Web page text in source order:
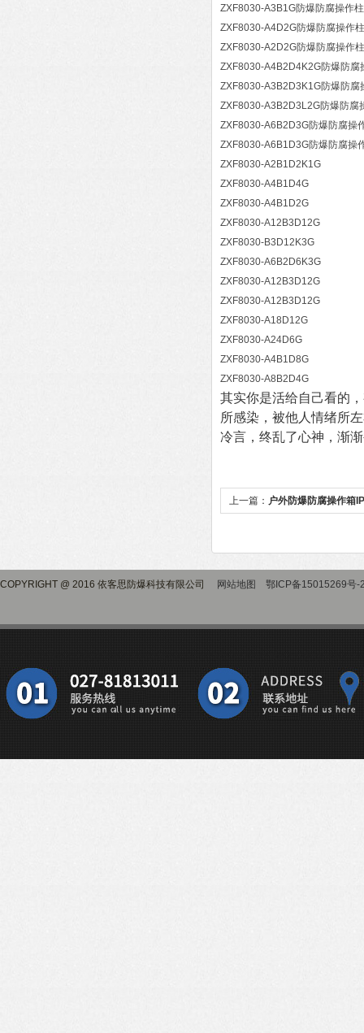
ZXF8030-A3B1G防爆防腐操作柱
ZXF8030-A4D2G防爆防腐操作柱
ZXF8030-A2D2G防爆防腐操作柱
ZXF8030-A4B2D4K2G防爆防腐
ZXF8030-A3B2D3K1G防爆防腐
ZXF8030-A3B2D3L2G防爆防腐
ZXF8030-A6B2D3G防爆防腐操
ZXF8030-A6B1D3G防爆防腐操
ZXF8030-A2B1D2K1G
ZXF8030-A4B1D4G
ZXF8030-A4B1D2G
ZXF8030-A12B3D12G
ZXF8030-B3D12K3G
ZXF8030-A6B2D6K3G
ZXF8030-A12B3D12G
ZXF8030-A12B3D12G
ZXF8030-A18D12G
ZXF8030-A24D6G
ZXF8030-A4B1D8G
ZXF8030-A8B2D4G
其实你是活给自己看的
所感染，被他人情绪所
冷言，终乱了心神，渐
上一篇： 户外防爆防腐操作箱
COPYRIGHT @ 2016 依客思防爆科技有限公司 网站地图 鄂ICP备15015269号-